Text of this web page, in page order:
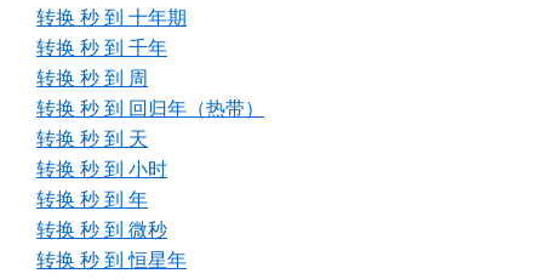
转换 秒 到 十年期
转换 秒 到 千年
转换 秒 到 周
转换 秒 到 回归年（热带）
转换 秒 到 天
转换 秒 到 小时
转换 秒 到 年
转换 秒 到 微秒
转换 秒 到 恒星年